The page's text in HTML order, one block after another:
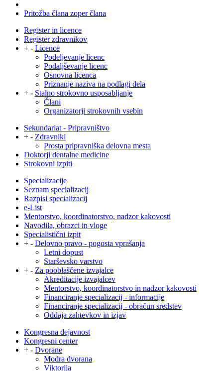
Pritožba člana zoper člana
Register in licence
Register zdravnikov
+ - Licence
Podeljevanje licenc
Podaljševanje licenc
Osnovna licenca
Priznanje naziva na podlagi dela
+ - Stalno strokovno usposabljanje
Člani
Organizatorji strokovnih vsebin
Sekundariat - Pripravništvo
+ - Zdravniki
Prosta pripravniška delovna mesta
Doktorji dentalne medicine
Strokovni izpiti
Specializacije
Seznam specializacij
Razpisi specializacij
e-List
Mentorstvo, koordinatorstvo, nadzor kakovosti
Navodila, obrazci in vloge
Specialistični izpit
+ - Delovno pravo - pogosta vprašanja
Letni dopust
Starševsko varstvo
+ - Za pooblaščene izvajalce
Akreditacije izvajalcev
Mentorstvo, koordinatorstvo in nadzor kakovosti
Financiranje specializacij - informacije
Financiranje specializacij - obračun sredstev
Oddaja zahtevkov in izjav
Kongresna dejavnost
Kongresni center
+ - Dvorane
Modra dvorana
Viktorija